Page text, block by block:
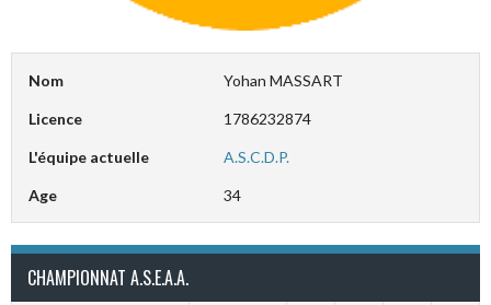
Nom Yohan MASSART
Licence 1786232874
L'équipe actuelle A.S.C.D.P.
Age 34
CHAMPIONNAT A.S.E.A.A.